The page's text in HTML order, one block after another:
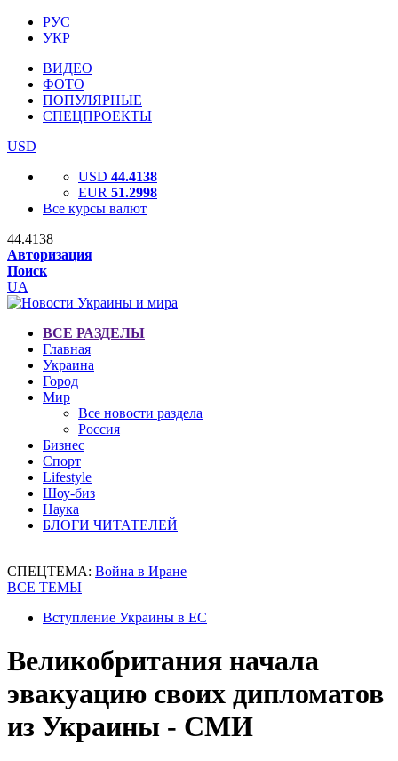
РУС
УКР
ВИДЕО
ФОТО
ПОПУЛЯРНЫЕ
СПЕЦПРОЕКТЫ
USD
USD 44.4138
EUR 51.2998
Все курсы валют
44.4138
Авторизация
Поиск
UA
ВСЕ РАЗДЕЛЫ
Главная
Украина
Город
Мир
Все новости раздела
Россия
Бизнес
Спорт
Lifestyle
Шоу-биз
Наука
БЛОГИ ЧИТАТЕЛЕЙ
СПЕЦТЕМА: Война в Иране
ВСЕ ТЕМЫ
Вступление Украины в ЕС
Великобритания начала
эвакуацию своих дипломатов
из Украины - СМИ